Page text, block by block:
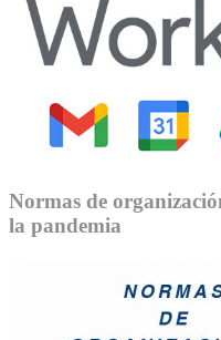
Normas de
la pandemia